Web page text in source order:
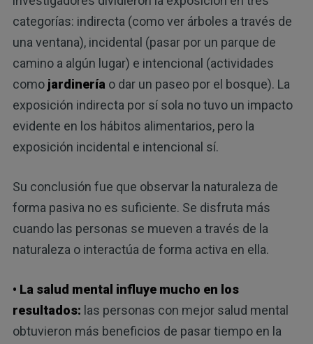
categorías: indirecta (como ver árboles a través de
una ventana), incidental (pasar por un parque de
camino a algún lugar) e intencional (actividades
como jardinería o dar un paseo por el bosque). La
exposición indirecta por sí sola no tuvo un impacto
evidente en los hábitos alimentarios, pero la
exposición incidental e intencional sí.
Su conclusión fue que observar la naturaleza de
forma pasiva no es suficiente. Se disfruta más
cuando las personas se mueven a través de la
naturaleza o interactúa de forma activa en ella.
• La salud mental influye mucho en los
resultados: las personas con mejor salud mental
obtuvieron más beneficios de pasar tiempo en la